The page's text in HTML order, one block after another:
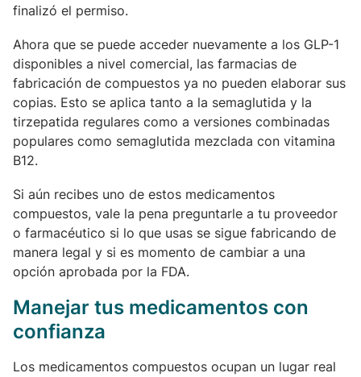
finalizó el permiso.
Ahora que se puede acceder nuevamente a los GLP-1
disponibles a nivel comercial, las farmacias de
fabricación de compuestos ya no pueden elaborar sus
copias. Esto se aplica tanto a la semaglutida y la
tirzepatida regulares como a versiones combinadas
populares como semaglutida mezclada con vitamina
B12.
Si aún recibes uno de estos medicamentos
compuestos, vale la pena preguntarle a tu proveedor
o farmacéutico si lo que usas se sigue fabricando de
manera legal y si es momento de cambiar a una
opción aprobada por la FDA.
Manejar tus medicamentos con
confianza
Los medicamentos compuestos ocupan un lugar real